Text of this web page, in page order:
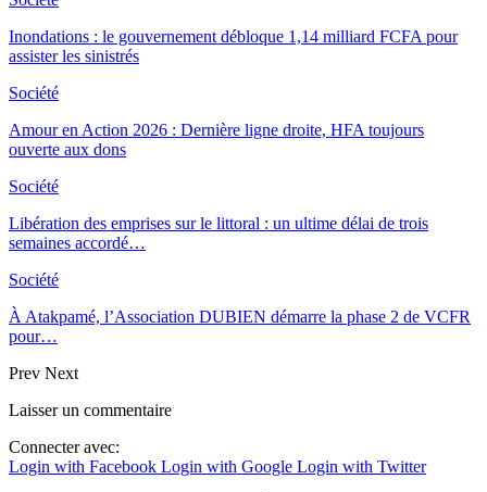
Inondations : le gouvernement débloque 1,14 milliard FCFA pour
assister les sinistrés
Société
Amour en Action 2026 : Dernière ligne droite, HFA toujours
ouverte aux dons
Société
Libération des emprises sur le littoral : un ultime délai de trois
semaines accordé…
Société
À Atakpamé, l’Association DUBIEN démarre la phase 2 de VCFR
pour…
Prev Next
Laisser un commentaire
Connecter avec:
Login with Facebook Login with Google Login with Twitter